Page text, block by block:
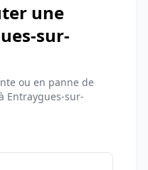
une
sur-
ou en panne de
Entraygues-sur-